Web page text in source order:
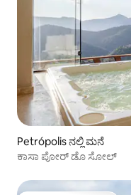
Petrópolis ನಲ್ಲಿ ಮನೆ
ಕಾಸಾ ಪೋರ್ ಡೊ ಸೋಲ್